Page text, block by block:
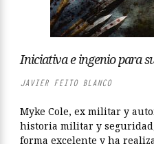
Iniciativa e ingenio para
JAVIER FEITO BLANCO
Myke Cole, ex militar y
historia militar y
forma excelente y ha